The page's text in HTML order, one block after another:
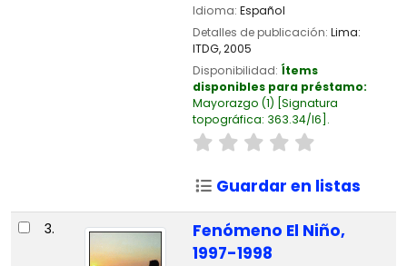
Idioma: Español
Detalles de publicación: Lima:
ITDG,2005
Disponibilidad: Ítems
disponibles para préstamo:
Mayorazgo (1) Signatura
topográfica: 363.34/I6 .
Guardar en listas
3.
Fenómeno El Niño,
1997-1998